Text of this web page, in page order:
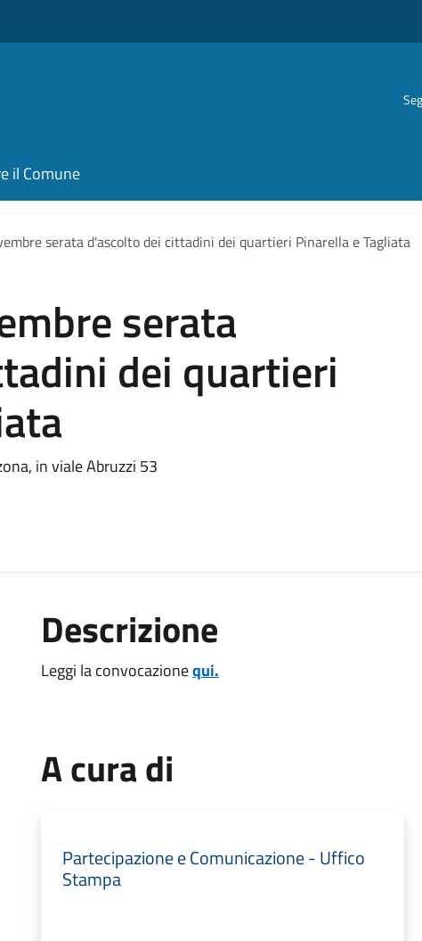
il Comune
serata d'ascolto dei cittadini dei quartieri Pinarella e Tagliata
serata
dei quartieri
in viale Abruzzi 53
Descrizione
Leggi la convocazionequi.
A cura di
Partecipazione e Comunicazione - Uffico
Stampa